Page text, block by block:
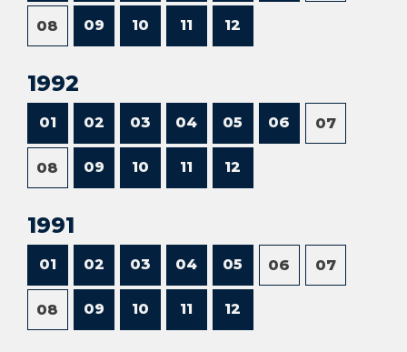
08 09 10 11 12
1992
01 02 03 04 05 06 07
08 09 10 11 12
1991
01 02 03 04 05 06 07
08 09 10 11 12